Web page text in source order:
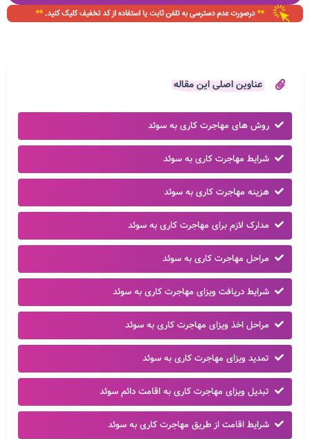
عناوین اصلی این مقاله
روش های مهاجرت کاری به سوئد
شرایط مهاجرت کاری به سوئد
هزینه مهاجرت کاری به سوئد
مدارک لازم برای مهاجرت کاری به سوئد
مراحل مهاجرت کاری به سوئد
شرایط دریافت ویزای مهاجرت کاری به سوئد
مراحل اخذ ویزای مهاجرت کاری به سوئد
تمدید ویزای مهاجرت کاری به سوئد
تبدیل ویزای مهاجرت کاری به اقامت دائم سوئد
شرایط اقامت از طریق مهاجرت کاری به سوئد